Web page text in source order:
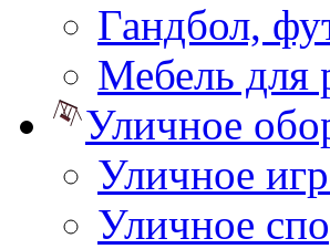
Гандбол,
Мебель для
Уличное
Уличное
Уличное